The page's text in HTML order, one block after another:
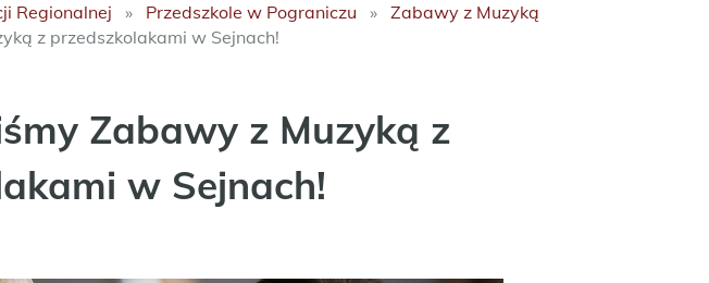
Regionalnej Przedszkole w Pograniczu
Zabawy z Muzyką
z przedszkolakami w Sejnach!
Zabawy z Muzyką z
w Sejnach!